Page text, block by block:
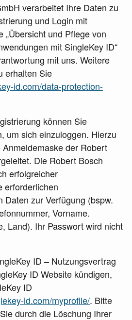
verarbeitet Ihre Daten zu
und Login mit
„Übersicht und Pflege von
mit SingleKey ID“
mit uns. Weitere
erhalten Sie
id.com/data-protection-
können Sie
um sich einzuloggen. Hierzu
der Robert
Die Robert Bosch
erfolgreicher
erforderlichen
Daten zur Verfügung (bspw.
Vorname.
Land). Ihr Passwort wird nicht
ID – Nutzungsvertrag
ID Website kündigen,
ID
id.com/myprofile/. Bitte
durch die Löschung Ihrer